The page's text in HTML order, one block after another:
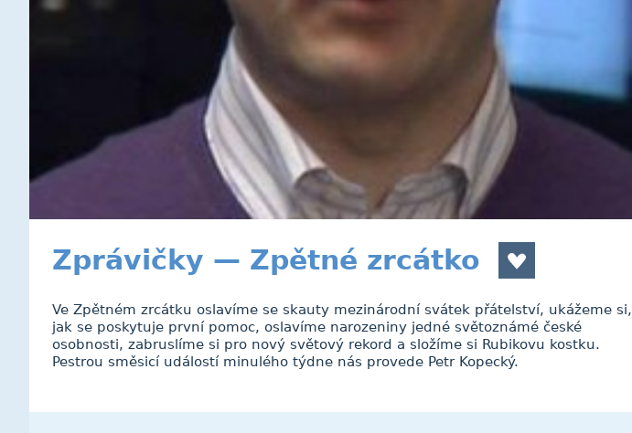
Zprávičky — Zpětné zrcátko
Ve Zpětném zrcátku oslavíme se skauty mezinárodní svátek přátelství, ukážeme si,
jak se poskytuje první pomoc, oslavíme narozeniny jedné světoznámé české
osobnosti, zabruslíme si pro nový světový rekord a složíme si Rubikovu kostku.
Pestrou směsicí událostí minulého týdne nás provede Petr Kopecký.